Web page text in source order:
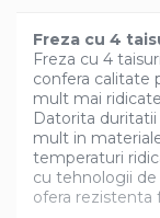
Freza cu 4
Freza cu 4
confera calitate
mult mai
Datorita
mult in
temperaturi
cu tehnologii
ofera rezistenta